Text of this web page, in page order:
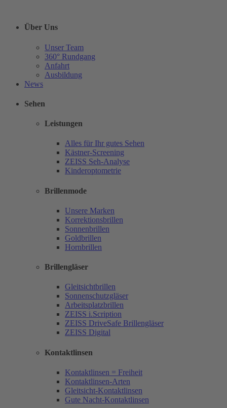
Über Uns
Unser Team
360° Rundgang
Anfahrt
Ausbildung
News
Sehen
Leistungen
Alles für Ihr gutes Sehen
Kästner-Screening
ZEISS Seh-Analyse
Kinderoptometrie
Brillenmode
Unsere Marken
Korrektionsbrillen
Sonnenbrillen
Goldbrillen
Hornbrillen
Brillengläser
Gleitsichtbrillen
Sonnenschutzgläser
Arbeitsplatzbrillen
ZEISS i.Scription
ZEISS DriveSafe Brillengläser
ZEISS Digital
Kontaktlinsen
Kontaktlinsen = Freiheit
Kontaktlinsen-Arten
Gleitsicht-Kontaktlinsen
Gute Nacht-Kontaktlinsen